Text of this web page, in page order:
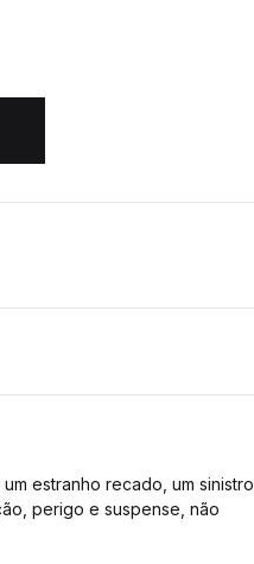
estranho recado, um sinistro
perigo e suspense, não